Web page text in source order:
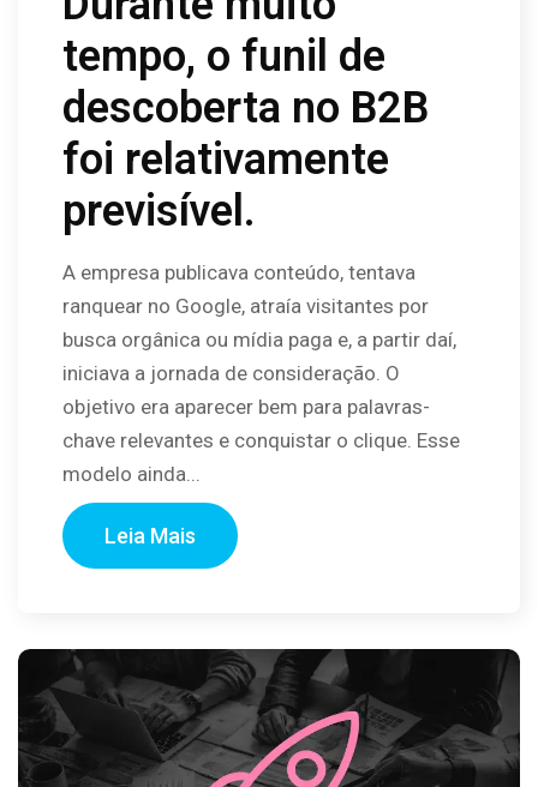
tempo, o funil de
descoberta no B2B
foi relativamente
previsível.
A empresa publicava conteúdo, tentava
ranquear no Google, atraía visitantes por
busca orgânica ou mídia paga e, a partir daí,
iniciava a jornada de consideração. O
objetivo era aparecer bem para palavras-
chave relevantes e conquistar o clique. Esse
modelo ainda...
Leia Mais